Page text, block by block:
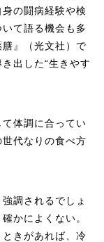
の闘病経験や検
て語る機会も多
』（光文社）で
出した“生きやす
体調に合ってい
代なりの食べ方
調されるでしょ
かによくない。
きがあれば、冷